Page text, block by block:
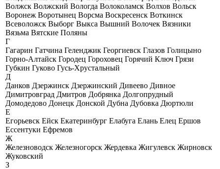
Волжск Волжский Вологда Волоколамск Волхов Вольск
Воронеж Воротынец Ворсма Воскресенск Воткинск
Всеволожск Выборг Выкса Вышний Волочек Вязники
Вязьма Вятские Поляны
Г
Гагарин Гатчина Геленджик Георгиевск Глазов Голицыно
Горно-Алтайск Городец Гороховец Горячий Ключ Грязи
Губкин Гуково Гусь-Хрустальный
Д
Данков Дзержинск Дзержинский Дивеево Дивное
Димитровград Дмитров Добрянка Долгопрудный
Домодедово Донецк Донской Дубна Дубовка Дюртюли
Е
Егорьевск Ейск Екатеринбург Елабуга Елань Елец Ершов
Ессентуки Ефремов
Ж
Железноводск Железногорск Жердевка Жигулевск Жирновск
Жуковский
З